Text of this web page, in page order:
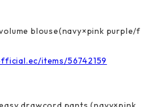
blouse(navy×pink purple/f
items/56742159